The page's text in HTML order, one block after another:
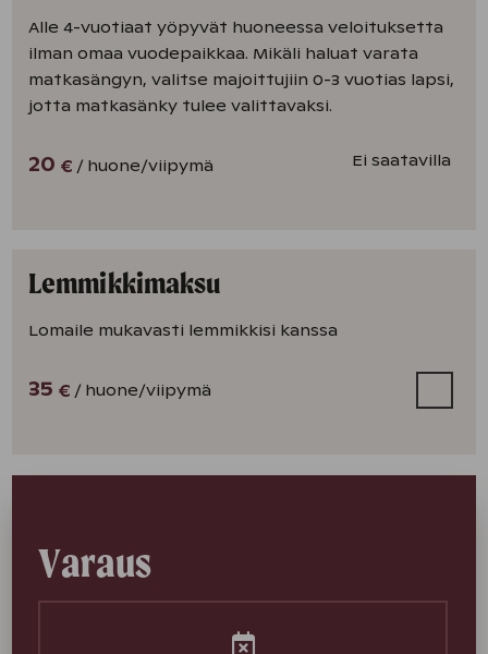
Alle 4-vuotiaat yöpyvät huoneessa veloituksetta
ilman omaa vuodepaikkaa. Mikäli haluat varata
matkasängyn, valitse majoittujiin 0-3 vuotias lapsi,
jotta matkasänky tulee valittavaksi.
20 € / huone/viipymä Ei saatavilla
Lemmikkimaksu
Lomaile mukavasti lemmikkisi kanssa
35 € / huone/viipymä
Varaus